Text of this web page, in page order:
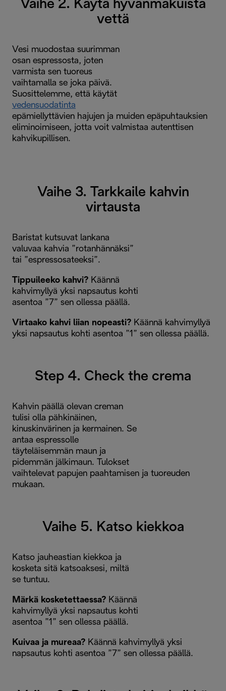
Vaihe 2. Käytä hyvänmakuista
vettä
Vesi muodostaa suurimman
osan espressosta, joten
varmista sen tuoreus
vaihtamalla se joka päivä.
Suosittelemme, että käytät
vedensuodatinta
epämiellyttävien hajujen ja muiden epäpuhtauksien
eliminoimiseen, jotta voit valmistaa autenttisen
kahvikupillisen.
Vaihe 3. Tarkkaile kahvin
virtausta
Baristat kutsuvat lankana
valuvaa kahvia ”rotanhännäksi”
tai ”espressosateeksi”.
Tippuileeko kahvi? Käännä
kahvimyllyä yksi napsautus kohti
asentoa ”7” sen ollessa päällä.
Virtaako kahvi liian nopeasti? Käännä kahvimyllyä
yksi napsautus kohti asentoa ”1” sen ollessa päällä.
Step 4. Check the crema
Kahvin päällä olevan creman
tulisi olla pähkinäinen,
kinuskinvärinen ja kermainen. Se
antaa espressolle
täyteläisemmän maun ja
pidemmän jälkimaun. Tulokset
vaihtelevat papujen paahtamisen ja tuoreuden
mukaan.
Vaihe 5. Katso kiekkoa
Katso jauheastian kiekkoa ja
kosketa sitä katsoaksesi, miltä
se tuntuu.
Märkä kosketettaessa? Käännä
kahvimyllyä yksi napsautus kohti
asentoa ”1” sen ollessa päällä.
Kuivaa ja mureaa? Käännä kahvimyllyä yksi
napsautus kohti asentoa ”7” sen ollessa päällä.